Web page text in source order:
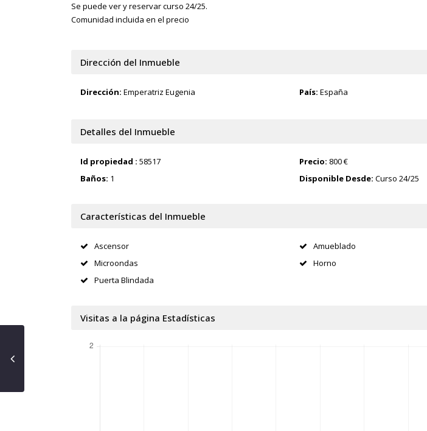
Se puede ver y reservar curso 24/25.
Comunidad incluida en el precio
Dirección del Inmueble
Dirección: Emperatriz Eugenia País: España
Detalles del Inmueble
Id propiedad : 58517 Precio: 800 €
Baños: 1 Disponible Desde: Curso 24/25
Características del Inmueble
Ascensor Amueblado
Microondas
Horno
Puerta Blindada
Visitas a la página Estadísticas